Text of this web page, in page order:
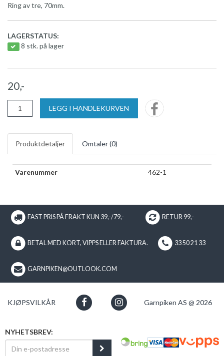
Ring av tre, 70mm.
LAGERSTATUS:
8 stk. på lager
20,-
LEGG I HANDLEKURVEN
Produktdetaljer Omtaler (0)
Varenummer 462-1
FAST PRIS PÅ FRAKT KUN 39,-/79,- RETUR 99,-
BETAL MED KORT, VIPPS ELLER FAKTURA. 33 50 21 33
GARNPIKEN@OUTLOOK.COM
KJØPSVILKÅR Garnpiken AS @ 2026
NYHETSBREV: